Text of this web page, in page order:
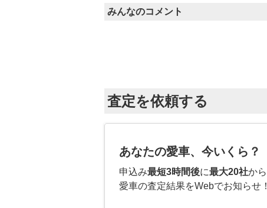
みんなのコメント
査定を依頼する
あなたの愛車、今いくら？
申込み最短3時間後に最大20社から
愛車の査定結果をWebでお知らせ！